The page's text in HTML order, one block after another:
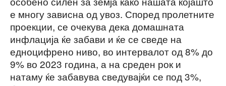
е многу зависна од увоз. Според пролетните
проекции, се очекува дека домашната
инфлација ќе забави и ќе се сведе на
едноцифрено ниво, во интервалот од 8% до
9% во 2023 година, а на среден рок и
натаму ќе забавува сведувајќи се под 3%,